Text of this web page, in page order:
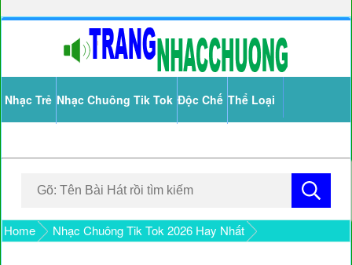
Nhạc Trẻ Nhạc Chuông Tik Tok Độc Chế Thể Loại
Home Nhạc Chuông Tik Tok 2026 Hay Nhất